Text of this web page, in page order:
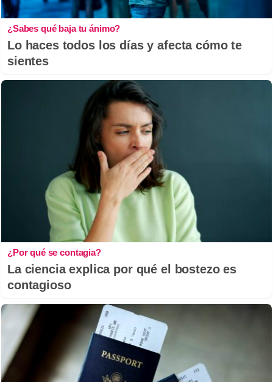
¿Sabes qué baja tu ánimo?
Lo haces todos los días y afecta cómo te
sientes
¿Por qué se contagia?
La ciencia explica por qué el bostezo es
contagioso